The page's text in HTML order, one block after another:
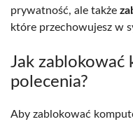
prywatność, ale także
które przechowujesz w
Jak zablokować
polecenia?
Aby zablokować